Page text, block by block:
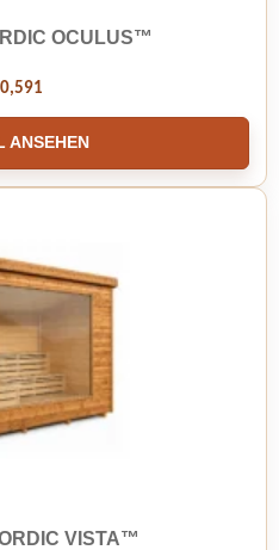
OCULUS™
ANSEHEN
VISTA™